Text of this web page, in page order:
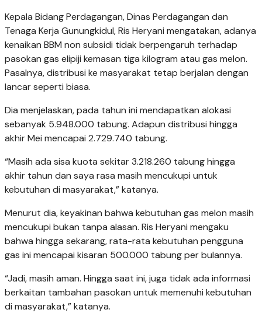
Kepala Bidang Perdagangan, Dinas Perdagangan dan
Tenaga Kerja Gunungkidul, Ris Heryani mengatakan, adanya
kenaikan BBM non subsidi tidak berpengaruh terhadap
pasokan gas elipiji kemasan tiga kilogram atau gas melon.
Pasalnya, distribusi ke masyarakat tetap berjalan dengan
lancar seperti biasa.
Dia menjelaskan, pada tahun ini mendapatkan alokasi
sebanyak 5.948.000 tabung. Adapun distribusi hingga
akhir Mei mencapai 2.729.740 tabung.
“Masih ada sisa kuota sekitar 3.218.260 tabung hingga
akhir tahun dan saya rasa masih mencukupi untuk
kebutuhan di masyarakat,” katanya.
Menurut dia, keyakinan bahwa kebutuhan gas melon masih
mencukupi bukan tanpa alasan. Ris Heryani mengaku
bahwa hingga sekarang, rata-rata kebutuhan pengguna
gas ini mencapai kisaran 500.000 tabung per bulannya.
“Jadi, masih aman. Hingga saat ini, juga tidak ada informasi
berkaitan tambahan pasokan untuk memenuhi kebutuhan
di masyarakat,” katanya.